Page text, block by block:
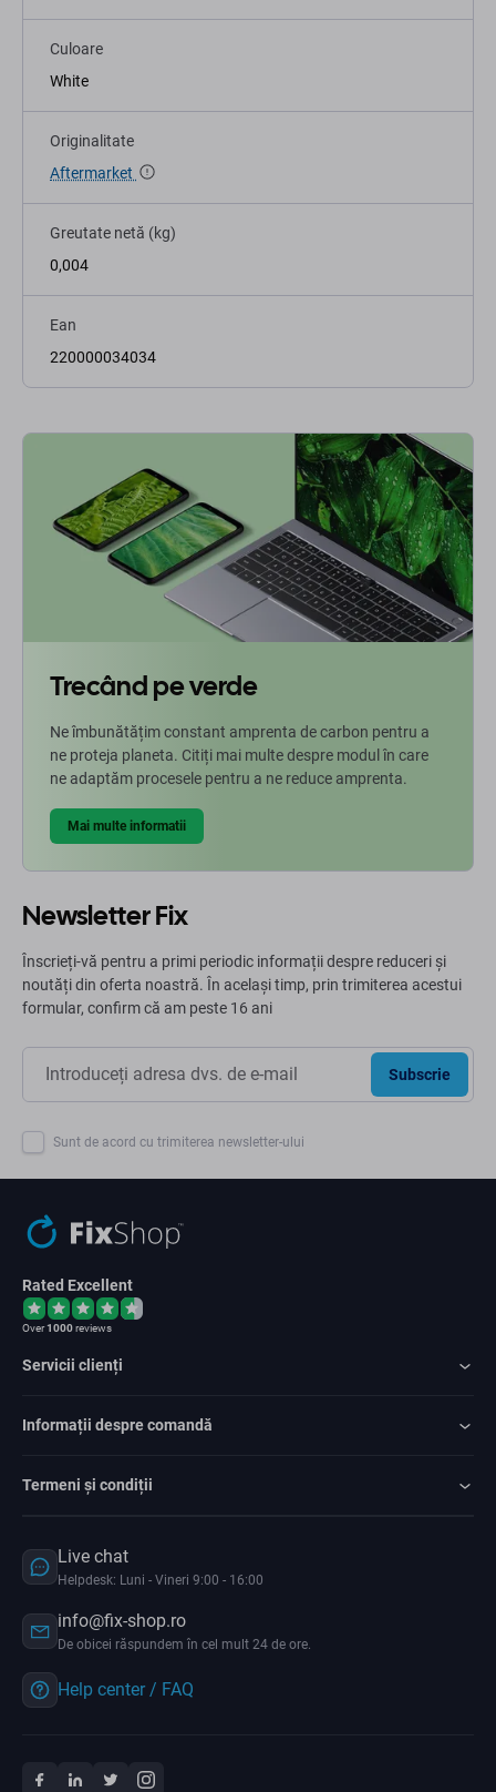
Culoare
White
Originalitate
Aftermarket
Greutate netă (kg)
0,004
Ean
220000034034
Trecând pe verde
Ne îmbunătățim constant amprenta de carbon pentru a
ne proteja planeta. Citiți mai multe despre modul în care
ne adaptăm procesele pentru a ne reduce amprenta.
Mai multe informatii
Newsletter Fix
Înscrieți-vă pentru a primi periodic informații despre reduceri și
noutăți din oferta noastră. În același timp, prin trimiterea acestui
formular, confirm că am peste 16 ani
Subscrie
Sunt de acord cu trimiterea newsletter-ului
Rated Excellent
Over1000reviews
Servicii clienți
Informații despre comandă
Termeni și condiții
Live chat
Helpdesk: Luni - Vineri 9:00 - 16:00
info@fix-shop.ro
De obicei răspundem în cel mult 24 de ore.
Help center / FAQ